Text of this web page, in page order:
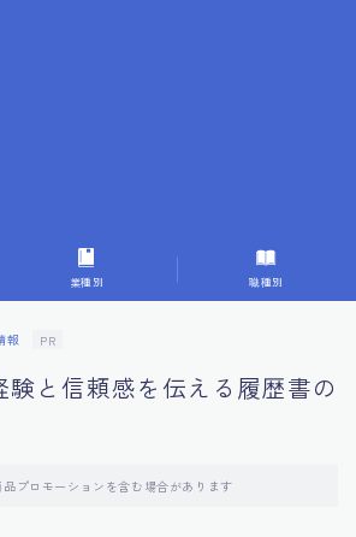
分析とアドバイス
を与える方法
を目指す人の応募書類
業種別 職種別
報 PR
験と信頼感を伝える履歴書の
プロモーションを含む場合があります